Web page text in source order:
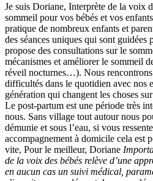
Je suis Doriane, Interprète de la voix
sommeil pour vos bébés et vos
pratique de nombreux enfants et
des séances uniques qui sont
propose des consultations sur le
mécanismes et améliorer le sommeil
réveil nocturnes…). Nous rencontrons
difficultés dans le quotidien avec nos
génération qui changent les choses
Le post-partum est une période très
nous. Sans village tout autour nous
démunie et sous l’eau, si vous
accompagnement à domicile cela est
vite, Pour le meilleur, Doriane
de la voix des bébés relève d’une
en aucun cas un suivi médical,